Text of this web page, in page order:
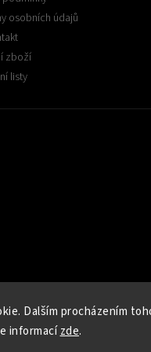
Dalším procházením
informacízde.
osobních údajů
zboží
listy